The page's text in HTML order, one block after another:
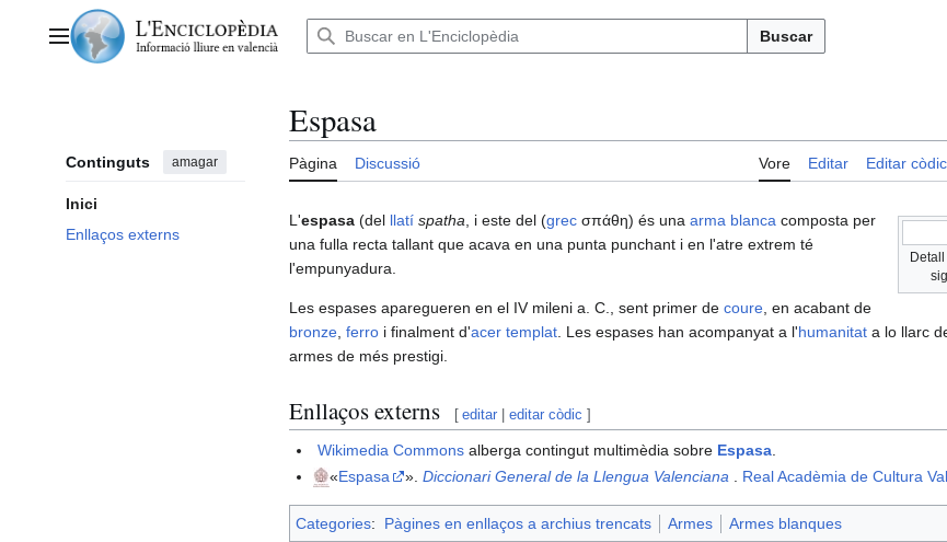
contingutMenú principal Buscar
Continguts amagar
Inici
Enllaços externs
Espasa
Pàgina Discussió Vore Editar Editar còdic
L'espasa (del llatí spatha , i este del (grec σπάθη) és una arma blanca composta per
una fulla recta tallant que acava en una punta punchant i en l'atre extrem té
l'empunyadura.
Les espases aparegueren en el IV mileni a. C., sent primer de coure , en acabant de
bronze ferro i finalment d'acer templat . Les espases han acompanyat a l'humanitat a lo llarc
armes de més prestigi.
Enllaços externs [ editar |editar còdic ]
Wikimedia Commons alberga contingut multimèdia sobre Espasa
«Espasa ».Diccionari General de la Llengua Valenciana Real Acadèmia de Cultura
Categories: Pàgines en enllaços a archius trencats Armes Armes blanques